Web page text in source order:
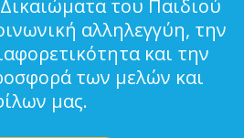
του Παιδιού
αλληλεγγύη, την
και την
των μελών και
μας.